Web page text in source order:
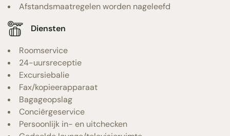
Afstandsmaatregelen worden nageleefd
Diensten
Roomservice
24-uursreceptie
Excursiebalie
Fax/kopieerapparaat
Bagageopslag
Conciërgeservice
Persoonlijk in- en uitchecken